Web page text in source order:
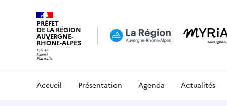
PRÉFET
DE LA RÉGION
AUVERGNE-
RHÔNE-ALPES
Accueil Présentation Agenda Actualités